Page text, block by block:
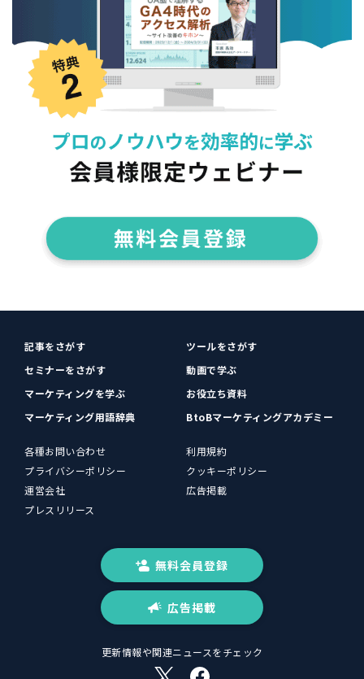
記事をさがす
ツールをさがす
セミナーをさがす
動画で学ぶ
マーケティングを学ぶ
お役立ち資料
マーケティング用語辞典
BtoBマーケティングアカデミー
各種お問い合わせ
利用規約
プライバシーポリシー
クッキーポリシー
運営会社
広告掲載
プレスリリース
無料会員登録
広告掲載
更新情報や関連ニュースをチェック